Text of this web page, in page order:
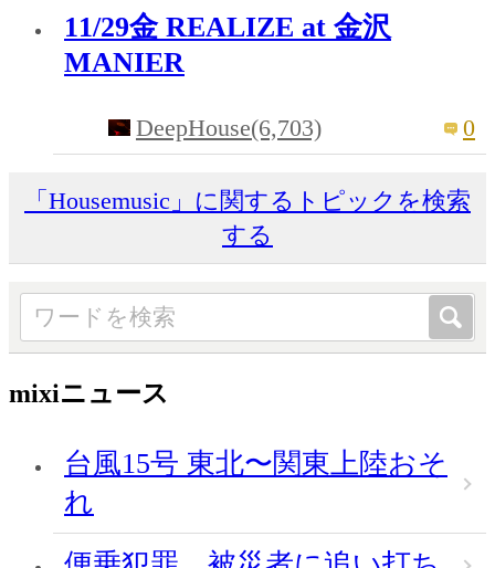
11/29金 REALIZE at 金沢
MANIER
DeepHouse(6,703) 0
「Housemusic」に関するトピックを検索
する
mixiニュース
台風15号 東北〜関東上陸おそ
れ